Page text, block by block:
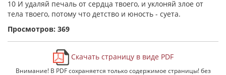
10 И удаляй печаль от сердца твоего, и уклоняй злое от
тела твоего, потому что детство и юность - суета.
Просмотров: 369
Скачать страницу в виде PDF
Внимание! В PDF сохраняется только содержимое страницы! без